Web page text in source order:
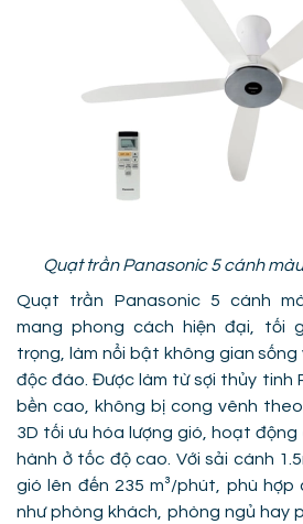
Quạt trần Panasonic 5 cánh
Quạt trần Panasonic 5 cánh
mang phong cách hiện đại, tối
trọng, làm nổi bật không gian
độc đáo. Được làm từ sợi thủy tinh
bền cao, không bị cong vênh
3D tối ưu hóa lượng gió, hoạt động
hành ở tốc độ cao. Với sải cánh
gió lên đến 235 m³/phút, phù hợp
như phòng khách, phòng ngủ hay